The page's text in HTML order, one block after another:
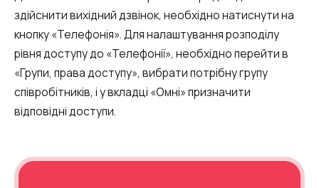
здійснити вихідний дзвінок, необхідно натиснути на
кнопку «Телефонія». Для налаштування розподілу
рівня доступу до «Телефонії», необхідно перейти в
«Групи, права доступу», вибрати потрібну групу
співробітників, і у вкладці «Омні» призначити
відповідні доступи.